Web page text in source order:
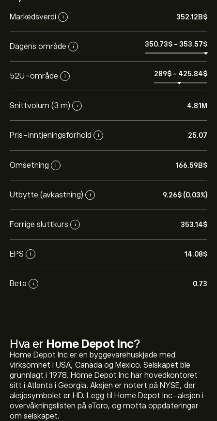
Markedsverdi i 352.12B‎$‎
Dagens område i 350.73‎$‎ - 353.57‎$‎
52U-område i 289‎$‎ - 425.84‎$‎
Snittvolum (3 m) i 4.81M
Pris-inntjeningsforhold i 25.07
Omsetning i 166.59B‎$‎
Utbytte (avkastning) i 9.26‎$‎ (0.03%)
Forrige sluttkurs i 353.14‎$‎
EPS i 14.08‎$‎
Beta i 0.73
Hva er Home Depot Inc?
Home Depot Inc er en byggevarehuskjede med
virksomhet i USA, Canada og Mexico. Selskapet ble
grunnlagt i 1978. Home Depot Inc har hovedkontoret
sitt i Atlanta i Georgia. Aksjen er notert på NYSE, der
aksjesymbolet er HD. Legg til Home Depot Inc-aksjen i
overvåkningslisten på eToro, og motta oppdateringer
om selskapet.
Den nåværende prisen på HD er 353.51‎$‎.